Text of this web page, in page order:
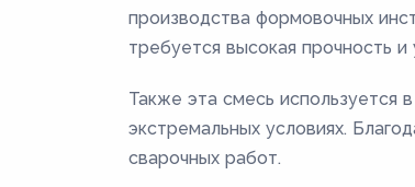
производства формовочных
требуется высокая прочность и
Также эта смесь используется
экстремальных условиях.
сварочных работ.